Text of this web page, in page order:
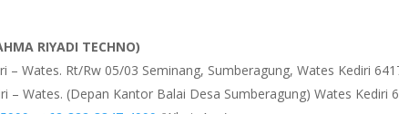
RIYADI TECHNO)
Rw 05/03 Seminang, Sumberagung, Wates Kediri
(Depan Kantor Balai Desa Sumberagung) Wates Kediri